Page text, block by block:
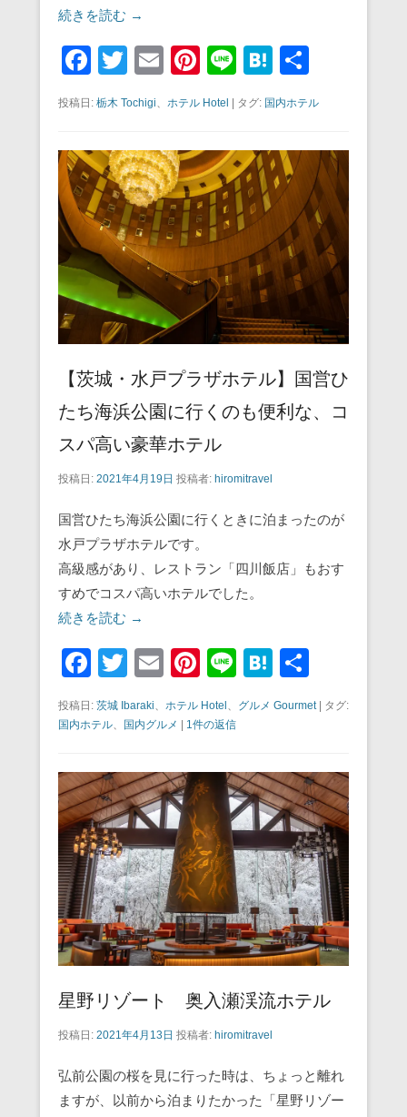
続きを読む →
F
a
c
e
b
o
o
k
T
wi
er
E
m
ail
Pi
nt
e
st
Li
n
e
H
at
e
n
a
投稿日: 栃木 Tochigi、 ホテル Hotel タグ: 国内ホテル
【茨城・水戸プラザホテル】国営ひ
たち海浜公園に行くのも便利な、コ
スパ高い豪華ホテル
投稿日: 2021年4月19日 投稿者: hiromitravel
国営ひたち海浜公園に行くときに泊まったのが
水戸プラザホテルです。
高級感があり、レストラン「四川飯店」もおす
すめでコスパ高いホテルでした。
続きを読む →
F
a
c
b
o
o
k
T
wi
tt
E
m
ail
Pi
nt
er
st
Li
n
e
H
at
a
有
投稿日: 茨城 Ibaraki、 ホテル Hotel 、 グルメ Gourmet| タグ:
国内ホテル、 国内グルメ 1件の返信
星野リゾート 奥入瀬渓流ホテル
投稿日: 2021年4月13日 投稿者: hiromitravel
弘前公園の桜を見に行った時は、ちょっと離れ
ますが、以前から泊まりたかった「星野リゾー